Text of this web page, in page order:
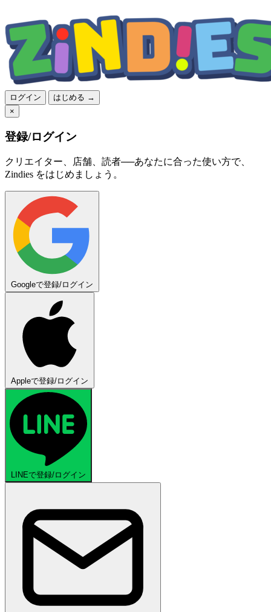
ログイン
はじめる →
×
登録/ログイン
クリエイター、店舗、読者──あなたに合った使い方で、
Zindies をはじめましょう。
Googleで登録/ログイン
Appleで登録/ログイン
LINEで登録/ログイン